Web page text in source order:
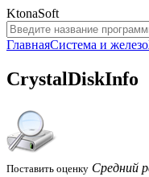
KtonaSoft
ГлавнаяСистема и железо
CrystalDiskInfo
Поставить оценку Средний